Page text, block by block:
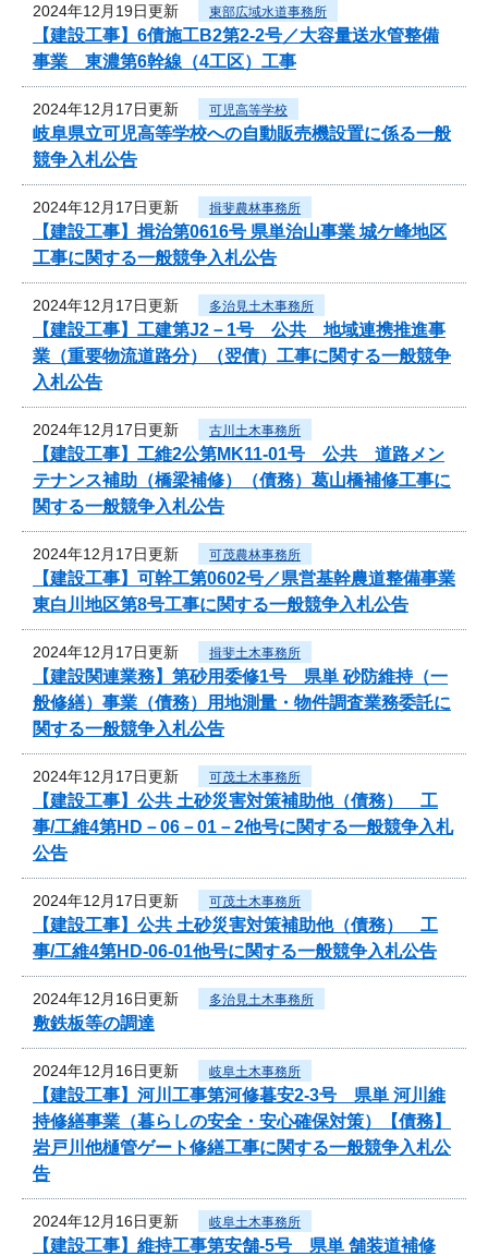
2024年12月19日更新 東部広域水道事務所
【建設工事】6債施工B2第2-2号／大容量送水管整備
事業 東濃第6幹線（4工区）工事
2024年12月17日更新 可児高等学校
岐阜県立可児高等学校への自動販売機設置に係る一般
競争入札公告
2024年12月17日更新 揖斐農林事務所
【建設工事】揖治第0616号 県単治山事業 城ケ峰地区
工事に関する一般競争入札公告
2024年12月17日更新 多治見土木事務所
【建設工事】工建第J2－1号 公共 地域連携推進事
業（重要物流道路分）（翌債）工事に関する一般競争
入札公告
2024年12月17日更新 古川土木事務所
【建設工事】工維2公第MK11-01号 公共 道路メン
テナンス補助（橋梁補修）（債務）葛山橋補修工事に
関する一般競争入札公告
2024年12月17日更新 可茂農林事務所
【建設工事】可幹工第0602号／県営基幹農道整備事業
東白川地区第8号工事に関する一般競争入札公告
2024年12月17日更新 揖斐土木事務所
【建設関連業務】第砂用委修1号 県単 砂防維持（一
般修繕）事業（債務）用地測量・物件調査業務委託に
関する一般競争入札公告
2024年12月17日更新 可茂土木事務所
【建設工事】公共 土砂災害対策補助他（債務） 工
事/工維4第HD－06－01－2他号に関する一般競争入札
公告
2024年12月17日更新 可茂土木事務所
【建設工事】公共 土砂災害対策補助他（債務） 工
事/工維4第HD-06-01他号に関する一般競争入札公告
2024年12月16日更新 多治見土木事務所
敷鉄板等の調達
2024年12月16日更新 岐阜土木事務所
【建設工事】河川工事第河修暮安2-3号 県単 河川維
持修繕事業（暮らしの安全・安心確保対策）【債務】
岩戸川他樋管ゲート修繕工事に関する一般競争入札公
告
2024年12月16日更新 岐阜土木事務所
【建設工事】維持工事第安舗-5号 県単 舗装道補修